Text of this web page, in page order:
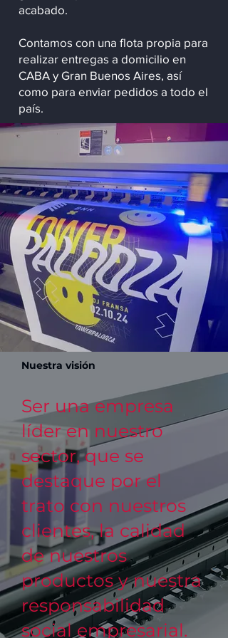
acabado.
Contamos con una flota propia para
realizar entregas a domicilio en
CABA y Gran Buenos Aires, así
como para enviar pedidos a todo el
país.
Nuestra visión
Ser una empresa
líder en nuestro
sector, que se
destaque por el
trato con nuestros
clientes, la calidad
de nuestros
productos y nuestra
responsabilidad
social empresarial.